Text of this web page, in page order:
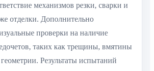
механизмов резки, сварки и
отделки. Дополнительно
проверки на наличие
таких как трещины, вмятины
Результаты испытаний